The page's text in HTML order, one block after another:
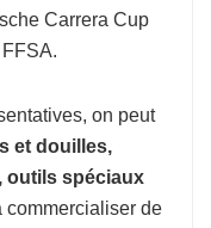
Carrera Cup
on peut
et douilles,
outils spéciaux
commercialiser de